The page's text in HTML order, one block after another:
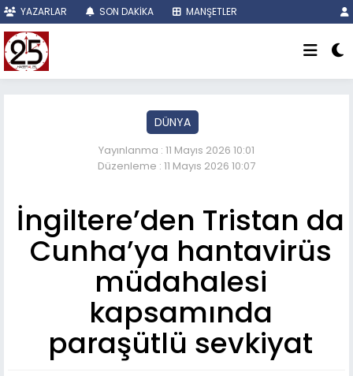
YAZARLAR SON DAKİKA MANŞETLER
DÜNYA
Yayınlanma : 11 Mayıs 2026 10:01
Düzenleme : 11 Mayıs 2026 10:07
İngiltere’den Tristan da
Cunha’ya hantavirüs
müdahalesi
kapsamında
paraşütlü sevkiyat